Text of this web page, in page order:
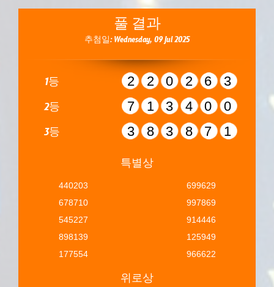
풀 결과
추첨일: Wednesday, 09 Jul 2025
1등 220263
2등 713400
3등 383871
특별상
440203
678710
545227
898139
177554
699629
997869
914446
125949
966622
위로상